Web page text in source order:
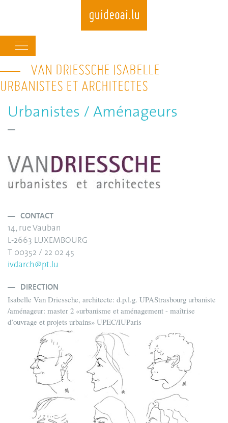
Skip
to
main
navigation
VAN DRIESSCHE ISABELLE
URBANISTES ET ARCHITECTES
Urbanistes / Aménageurs
CONTACT
14, rue Vauban
L-2663 LUXEMBOURG
T 00352 / 22 02 45
ivdarch@pt.lu
DIRECTION
Isabelle Van Driessche, architecte: d.p.l.g. UPAStrasbourg urbaniste
/aménageur: master 2 «urbanisme et aménagement - maîtrise
d’ouvrage et projets urbains» UPEC/IUParis